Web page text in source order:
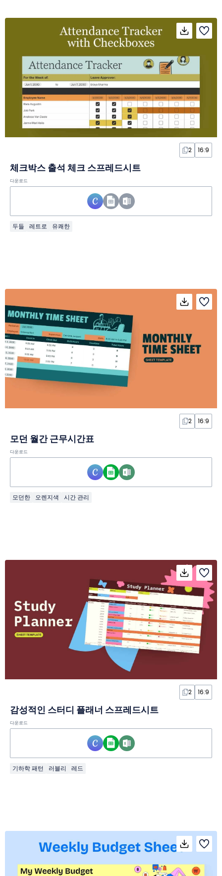
2 16:9
체크박스 출석 체크 스프레드시트
다운로드
두들 레트로 유쾌한
2 16:9
모던 월간 근무시간표
다운로드
모던한 오렌지색 시간 관리
2 16:9
감성적인 스터디 플래너 스프레드시트
다운로드
기하학 패턴 러블리 레드